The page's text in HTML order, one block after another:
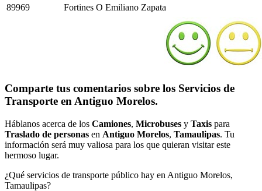
89969
Fortines O Emiliano Zapata
Comparte tus comentarios sobre los Servicios de
Transporte en Antiguo Morelos.
Háblanos acerca de los Camiones, Microbuses y Taxis para
Traslado de personas en Antiguo Morelos, Tamaulipas. Tu
información será muy valiosa para los que quieran visitar este
hermoso lugar.
¿Qué servicios de transporte público hay en Antiguo Morelos,
Tamaulipas?